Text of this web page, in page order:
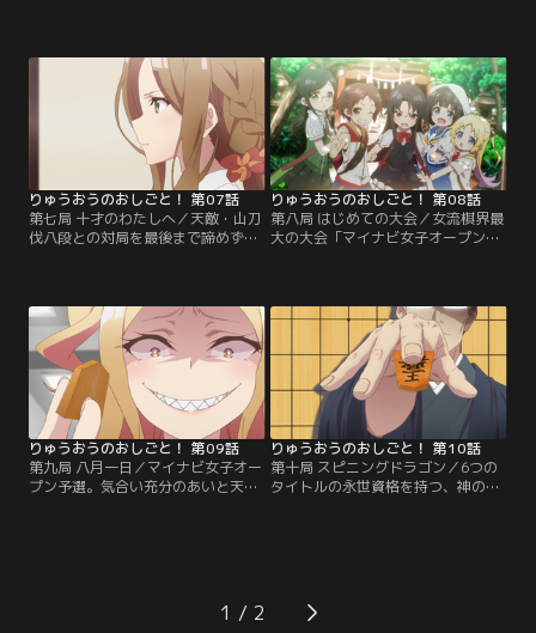
は激怒。天衣の挑発や八一の失言も
あって、あいは「いえ出」して清滝
師匠の家に籠もってしまうのだっ
た。あいを連れ戻しに行く八一だっ
たが、事のいきさつを全て理解して
くれている師匠の言葉に…。【提
供：バンダイチャンネル】
一は「捌きの巨匠（マエストロ）」
の異名を持つ生石充玉将に教えを請
い、同じオールラウンダーをめざ
す。生石の経営する銭湯兼道場「ゴ
キゲンの湯」に毎日通い詰め、修行
する八一とあい。【提供：バンダイ
チャンネル】
りゅうおうのおしごと！ 第07話
第七局 十才のわたしへ／天敵・山刀
伐八段との対局を最後まで諦めず、
家に生まれ、幼い頃から将棋に親し
んできた彼女は、研修会の年齢制限
が迫るなか、いまだ女流棋士になる
資格は得られていなかった。自信を
喪失して悩む桂香は…。【提供：バ
ンダイチャンネル】
りゅうおうのおしごと！ 第08話
第八局 はじめての大会／女流棋界最
大の大会「マイナビ女子オープン」
に、喜びと共に一抹の寂しさを感じ
る八一だった。その翌日、将棋中継
に招かれた八一は、女流棋士・鹿路
庭珠代と解説を担当。ところがその
イチャイチャした姿に激怒したあい
が、JS研とスタジオに乱入。【提
供：バンダイチャンネル】
りゅうおうのおしごと！ 第09話
第九局 八月一日／マイナビ女子オー
プン予選。気合い充分のあいと天衣
「お断り」しようと闘志を燃やす。
雷とあいの実力差からあいが勝つ未
りゅうおうのおしごと！ 第10話
第十局 スピニングドラゴン／6つの
タイトルの永世資格を持つ、神のよ
われ、師匠に勝って欲しいと願う無
邪気なコメントも喝采を浴びる。そ
1